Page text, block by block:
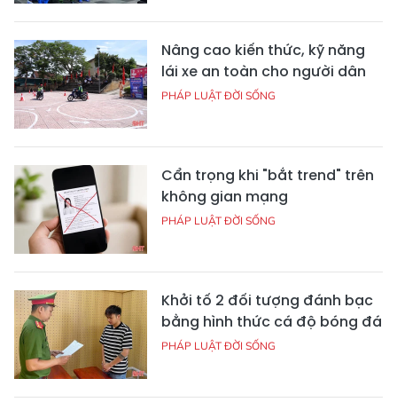
Nâng cao kiến thức, kỹ năng
lái xe an toàn cho người dân
PHÁP LUẬT ĐỜI SỐNG
Cẩn trọng khi "bắt trend" trên
không gian mạng
PHÁP LUẬT ĐỜI SỐNG
Khởi tố 2 đối tượng đánh bạc
bằng hình thức cá độ bóng đá
PHÁP LUẬT ĐỜI SỐNG